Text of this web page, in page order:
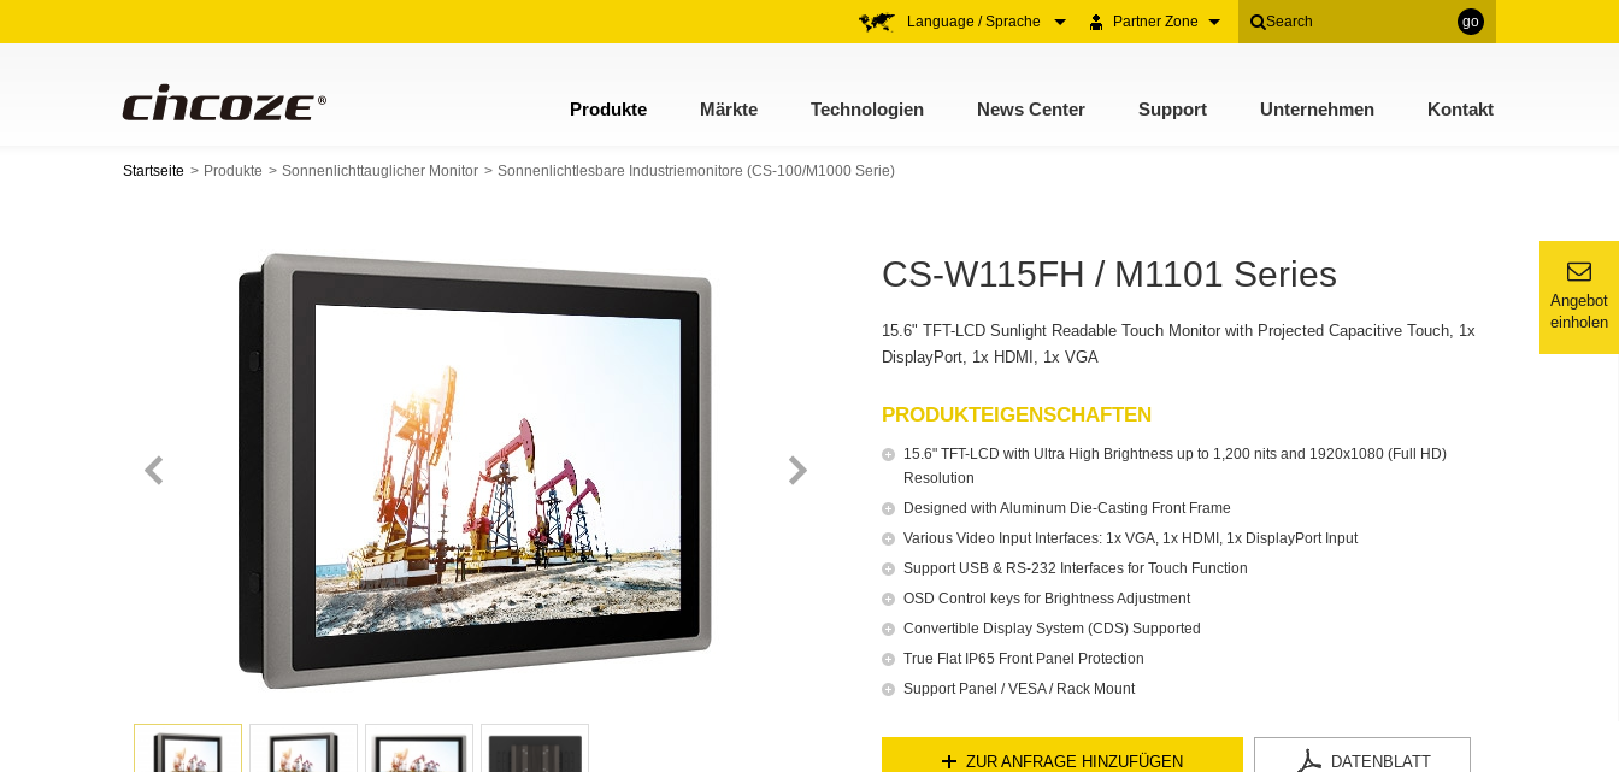
go
Partner Zone
Language / Sprache
Produkte Märkte Technologien News Center Support Unternehmen Kontakt
Angebot
einholen
Startseite Produkte Sonnenlichttauglicher Monitor Sonnenlichtlesbare Industriemonitore (CS-100/M1000 Serie)
CS-W115FH / M1101 Series
15.6" TFT-LCD Sunlight Readable Touch Monitor with Projected Capacitive Touch, 1x
DisplayPort, 1x HDMI, 1x VGA
PRODUKTEIGENSCHAFTEN
15.6" TFT-LCD with Ultra High Brightness up to 1,200 nits and 1920x1080 (Full HD)
Resolution
Designed with Aluminum Die-Casting Front Frame
Various Video Input Interfaces: 1x VGA, 1x HDMI, 1x DisplayPort Input
Support USB & RS-232 Interfaces for Touch Function
OSD Control keys for Brightness Adjustment
Convertible Display System (CDS) Supported
True Flat IP65 Front Panel Protection
Support Panel / VESA / Rack Mount
ZUR ANFRAGE HINZUFÜGEN DATENBLATT